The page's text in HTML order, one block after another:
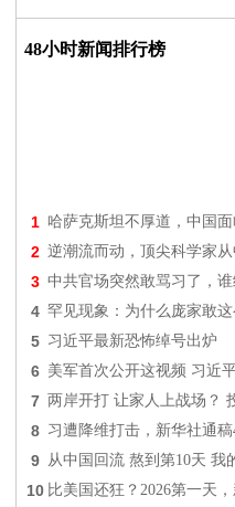
48小时新闻排行榜
1 哈萨克斯坦不厚道，中国
2 逆潮流而动，顶尖科学家从
3 中共官场突然敢骂习了，谁
4 罕见现象：为什么庞家敢这
5 习近平最新恐怖绰号出炉
6 美军首次公开这视频 习近
7 两岸开打 让家人上战场？
8 习遭降维打击，新华社通
9 从中国回流 熬到第10天 我
10 比美国还狂？2026第一天